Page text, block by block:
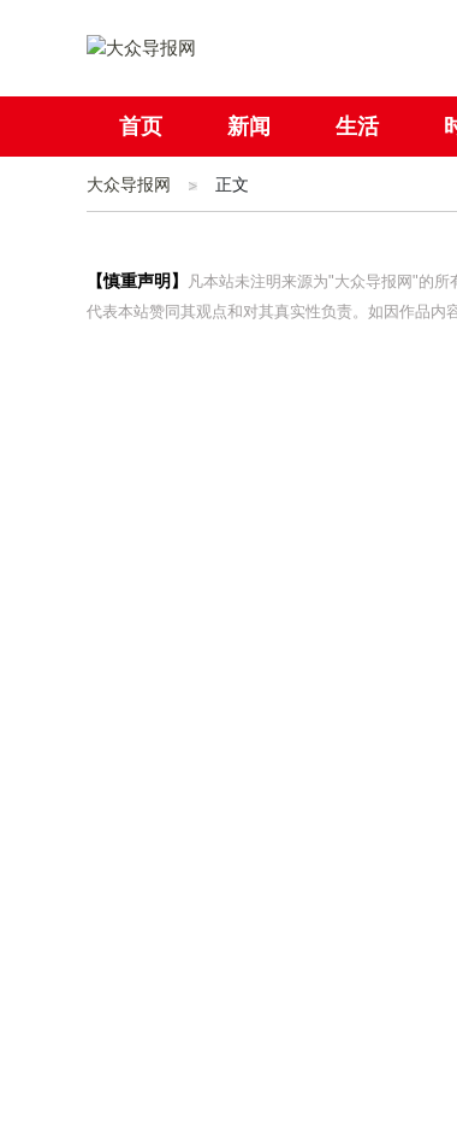
首页 新闻 生活
社会 国际
大众导报网 正文
【慎重声明】
凡本站未注明来源为"大众导报网"的
代表本站赞同其观点和对其真实性负责。如因作品内